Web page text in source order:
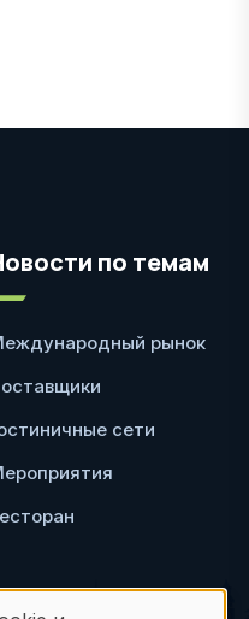
по темам
рынок
сети